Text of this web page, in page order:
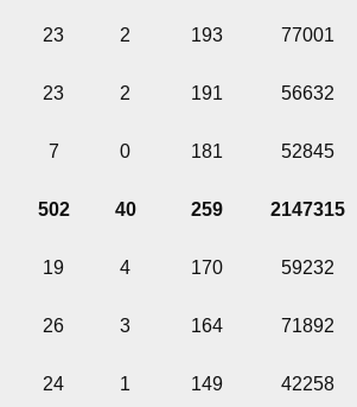
23 2 193 77001
23 2 191 56632
7 0 181 52845
502 40 259 2147315
19 4 170 59232
26 3 164 71892
24 1 149 42258